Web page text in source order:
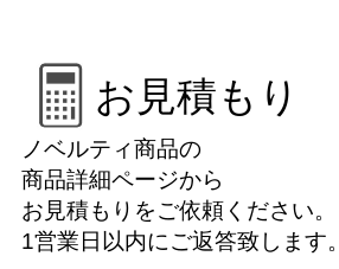
お見積もり
ノベルティ商品の
商品詳細ページから
お見積もりをご依頼ください。
1営業日以内にご返答致します。